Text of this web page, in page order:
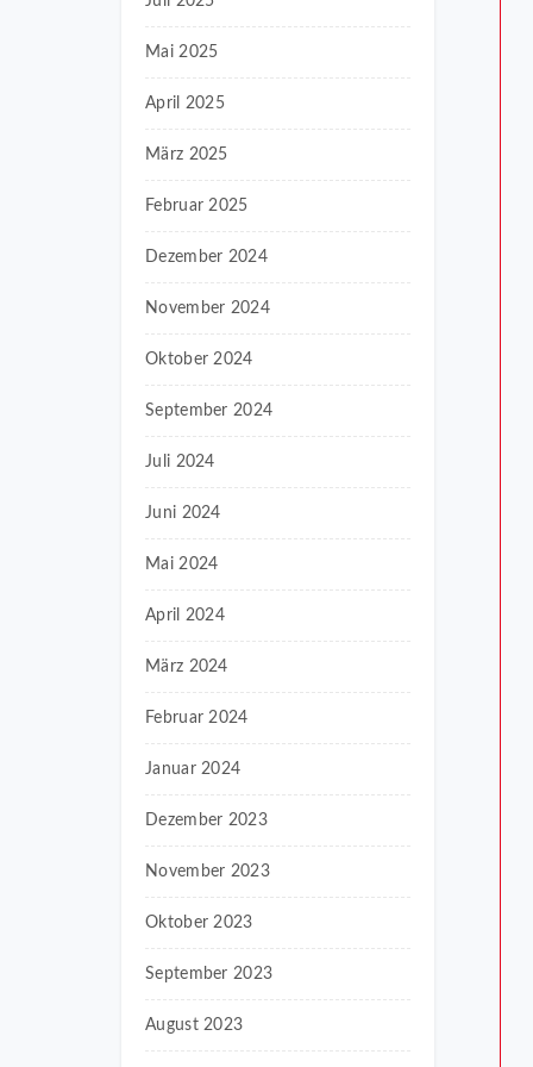
Mai 2025
April 2025
März 2025
Februar 2025
Dezember 2024
November 2024
Oktober 2024
September 2024
Juli 2024
Juni 2024
Mai 2024
April 2024
März 2024
Februar 2024
Januar 2024
Dezember 2023
November 2023
Oktober 2023
September 2023
August 2023